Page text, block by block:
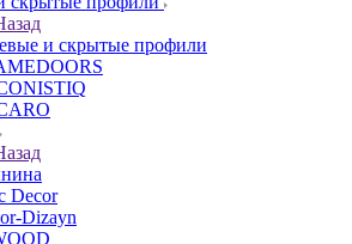
и скрытые профили
Decor
Dizayn